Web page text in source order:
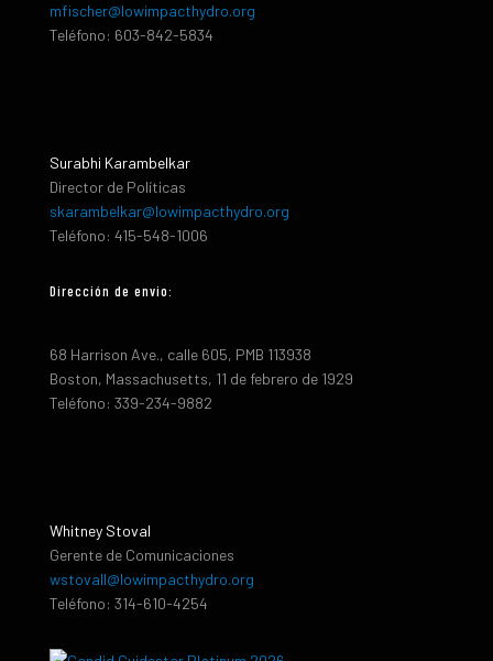
mfischer@lowimpacthydro.org
Teléfono: 603-842-5834
Surabhi Karambelkar
Director de Políticas
skarambelkar@lowimpacthydro.org
Teléfono: 415-548-1006
Dirección de envio:
68 Harrison Ave., calle 605, PMB 113938
Boston, Massachusetts, 11 de febrero de 1929
Teléfono: 339-234-9882
Whitney Stoval
Gerente de Comunicaciones
wstovall@lowimpacthydro.org
Teléfono: 314-610-4254